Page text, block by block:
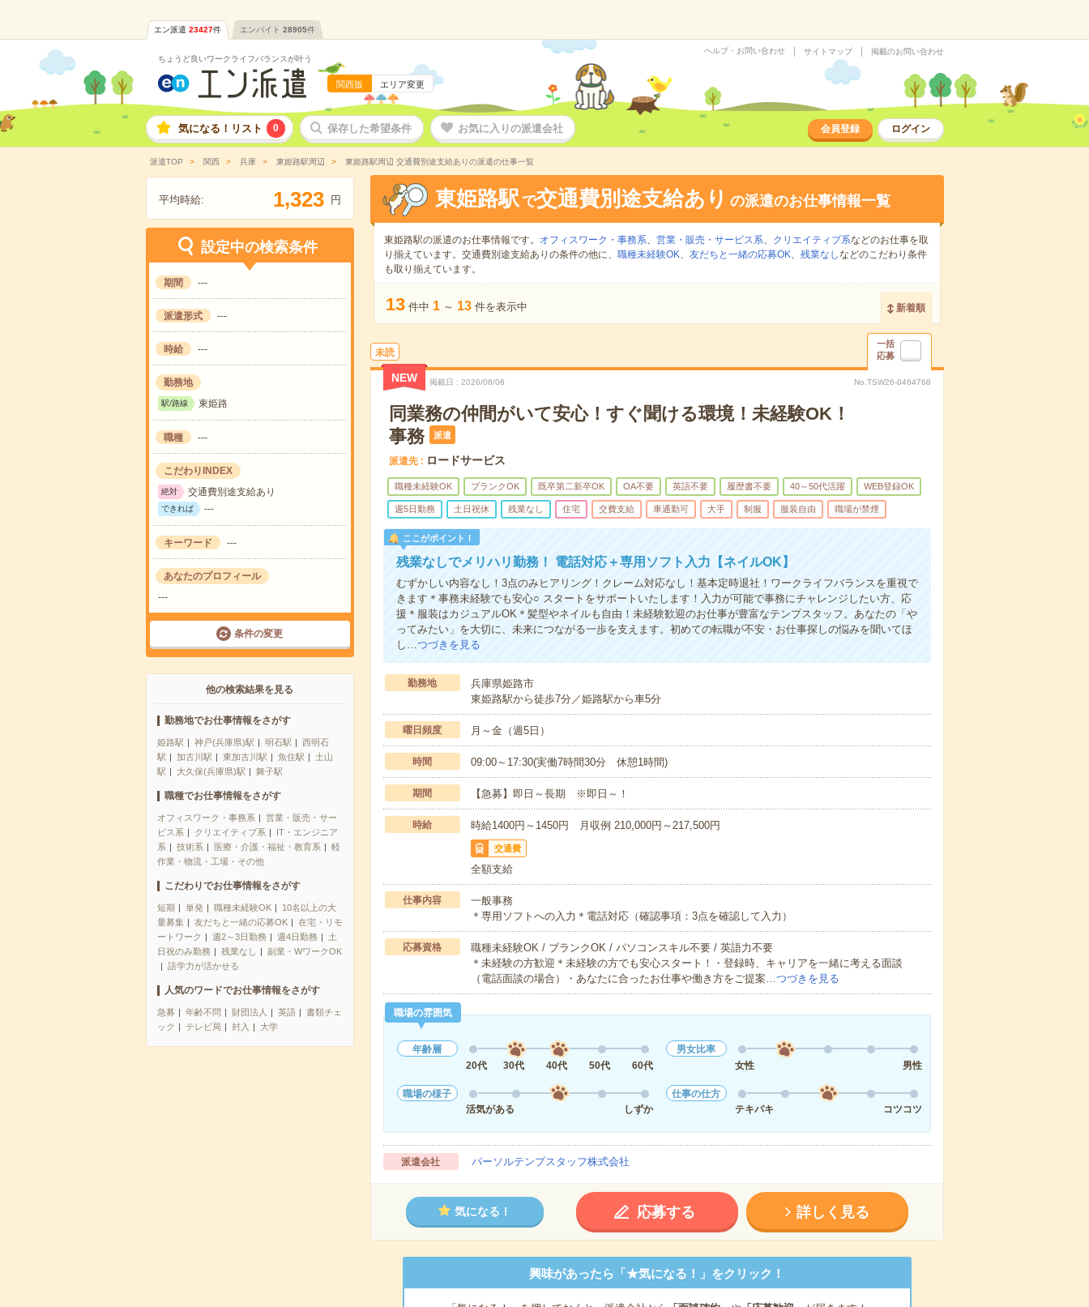
エン派遣 23427件 エンバイト 28905件
ちょうど良いワークライフバランスが叶う
関西版 エリア変更
ヘルプ・お問い合わせ サイトマップ 掲載のお問い合わせ
気になる！リスト 0 保存した希望条件 お気に入りの派遣会社 会員登録 ログイン
派遣TOP 関西 兵庫 東姫路駅周辺 東姫路駅周辺 交通費別途支給ありの派遣の仕事一覧
平均時給: 1,323 円
設定中の検索条件
期間 ---
派遣形式 ---
時給 ---
勤務地
駅/路線 東姫路
職種 ---
こだわりINDEX
絶対 交通費別途支給あり
できれば ---
キーワード ---
あなたのプロフィール
---
条件の変更
他の検索結果を見る
勤務地でお仕事情報をさがす
姫路駅 神戸(兵庫県)駅 明石駅
西明石
駅
加古川駅 東加古川駅 魚住駅
土山
駅
大久保(兵庫県)駅 舞子駅
職種でお仕事情報をさがす
オフィスワーク・事務系
営業・販売・サー
ビス系
クリエイティブ系
IT・エンジニア
系
技術系 医療・介護・福祉・教育系
軽
作業・物流・工場・その他
こだわりでお仕事情報をさがす
短期 単発 職種未経験OK
10名以上の大
量募集
友だちと一緒の応募OK
在宅・リモ
ートワーク
週2～3日勤務 週4日勤務
土
日祝のみ勤務
残業なし
副業・WワークOK
語学力が活かせる
人気のワードでお仕事情報をさがす
急募 年齢不問 財団法人 英語
書類チェ
ック
テレビ局 封入 大学
東姫路駅 で交通費別途支給あり の派遣のお仕事情報一覧
東姫路駅の派遣のお仕事情報です。 オフィスワーク・事務系、 営業・販売・サービス系、 クリエイティブ系などのお仕事を取
り揃えています。交通費別途支給ありの条件の他に、 職種未経験OK、 友だちと一緒の応募OK、 残業なしなどのこだわり条件
も取り揃えています。
13 件中 1 ～ 13 件を表示中 新着順
未読
一括
応募
NEW 掲載日 2026/08/06 No.TSW26-0464768
同業務の仲間がいて安心！すぐ聞ける環境！未経験OK！
事務
派遣
派遣先 ロードサービス
職種未経験OK ブランクOK 既卒第二新卒OK OA不要 英語不要 履歴書不要 40～50代活躍 WEB登録OK
週5日勤務 土日祝休 残業なし 住宅 交費支給 車通勤可 大手 制服 服装自由 職場が禁煙
ここがポイント！
残業なしでメリハリ勤務！ 電話対応＋専用ソフト入力【ネイルOK】
むずかしい内容なし！3点のみヒアリング！クレーム対応なし！基本定時退社！ワークライフバランスを重視で
きます＊事務未経験でも安心○ スタートをサポートいたします！入力が可能で事務にチャレンジしたい方、応
援＊服装はカジュアルOK＊髪型やネイルも自由！未経験歓迎のお仕事が豊富なテンプスタッフ。あなたの「や
ってみたい」を大切に、未来につながる一歩を支えます。初めての転職が不安・お仕事探しの悩みを聞いてほ
し…つづきを見る
勤務地
兵庫県姫路市
東姫路駅から徒歩7分／姫路駅から車5分
曜日頻度 月～金（週5日）
時間 09:00～17:30(実働7時間30分 休憩1時間)
期間 【急募】即日～長期 ※即日～！
時給 時給1400円～1450円 月収例 210,000円～217,500円
交通費
全額支給
仕事内容
一般事務
＊専用ソフトへの入力＊電話対応（確認事項：3点を確認して入力）
応募資格
職種未経験OK / ブランクOK / パソコンスキル不要 / 英語力不要
＊未経験の方歓迎＊未経験の方でも安心スタート！・登録時、キャリアを一緒に考える面談
（電話面談の場合）・あなたに合ったお仕事や働き方をご提案…つづきを見る
職場の雰囲気
年齢層
20代
30代 40代 50代 60代
男女比率
女性
男性
職場の様子
活気がある
しずか
仕事の仕方
テキパキ
コツコツ
派遣会社 パーソルテンプスタッフ株式会社
気になる！ 応募する 詳しく見る
興味があったら「★気になる！」をクリック！